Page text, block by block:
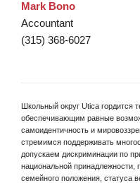
Mark Bono
Accountant
(315) 368-6027
Школьный округ Utica гордится
обеспечивающим равные
самоидентичность и
стремимся поддерживать
допускаем дискриминации по
национальной принадлежности,
семейного положения, статуса